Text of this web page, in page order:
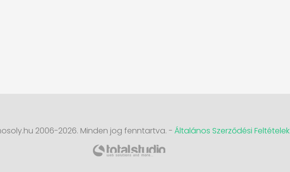
2006-2026. Minden jog fenntartva. - Általános Szerződési Feltételek